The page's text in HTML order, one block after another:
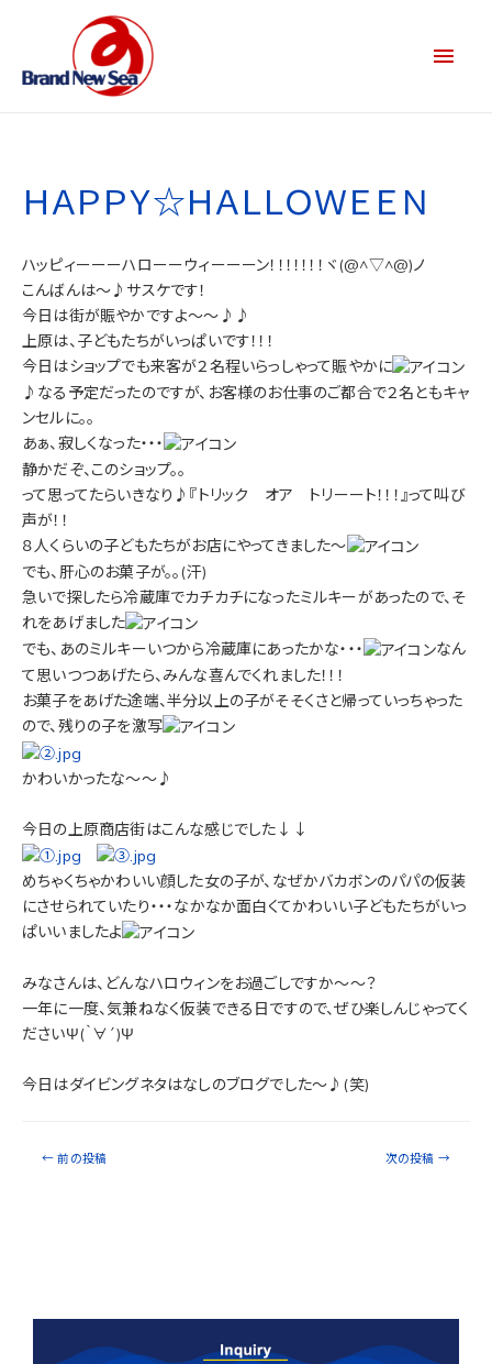
ＨＡＰＰＹ☆ＨＡＬＬＯＷＥＥＮ
ハッピィーーーハローーウィーーーン！！！！！！！ヾ(@^▽^@)ノ
こんばんは～♪サスケです！
今日は街が賑やかですよ～～♪♪
上原は、子どもたちがいっぱいです！！！
今日はショップでも来客が２名程いらっしゃって賑やかに
♪なる予定だったのですが、お客様のお仕事のご都合で２名ともキャ
ンセルに。。
あぁ、寂しくなった・・・
静かだぞ、このショップ。。
って思ってたらいきなり♪『トリック オア トリーート！！！』って叫び
声が！！
８人くらいの子どもたちがお店にやってきました～
でも、肝心のお菓子が。。(汗)
急いで探したら冷蔵庫でカチカチになったミルキーがあったので、そ
れをあげました
でも、あのミルキーいつから冷蔵庫にあったかな・・・
なん
て思いつつあげたら、みんな喜んでくれました！！！
お菓子をあげた途端、半分以上の子がそそくさと帰っていっちゃった
ので、残りの子を激写
かわいかったな～～♪
今日の上原商店街はこんな感じでした↓↓
めちゃくちゃかわいい顔した女の子が、なぜかバカボンのパパの仮装
にさせられていたり・・・なかなか面白くてかわいい子どもたちがいっ
ぱいいましたよ
みなさんは、どんなハロウィンをお過ごしですか～～？
一年に一度、気兼ねなく仮装できる日ですので、ぜひ楽しんじゃってく
ださいΨ(｀∀´)Ψ
今日はダイビングネタはなしのブログでした～♪(笑)
← 前の投稿 次の投稿 →